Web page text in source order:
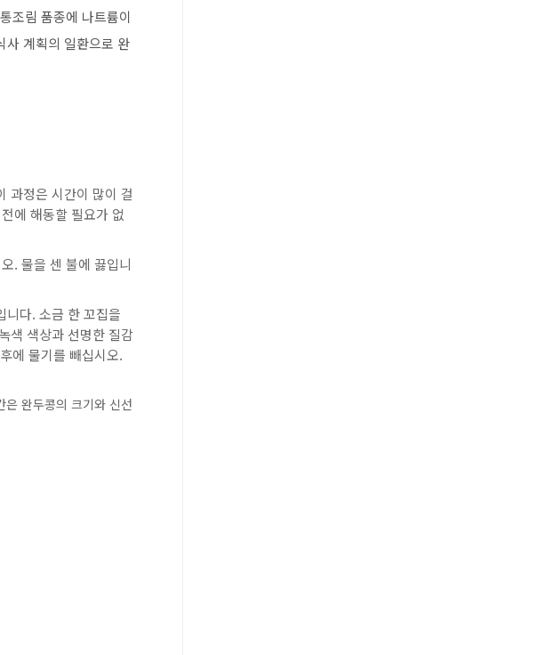
조림 품종에 나트륨이
사 계획의 일환으로 완
과정은 시간이 많이 걸
에 해동할 필요가 없
. 물을 센 불에 끓입니
니다. 소금 한 꼬집을
색 색상과 선명한 질감
에 물기를 빼십시오.
완두콩의 크기와 신선